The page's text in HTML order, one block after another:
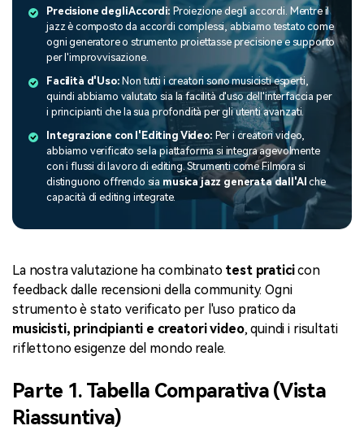
Precisione degli Accordi: Proiezione degli accordi. Mentre il
jazz è composto da accordi complessi, abbiamo testato come
ogni generatore o strumento proiettasse precisione e supporto
per l'improvvisazione.
Facilità d'Uso: Non tutti i creatori sono musicisti esperti,
quindi abbiamo valutato sia la facilità d'uso dell'interfaccia per
i principianti che la sua profondità per gli utenti avanzati.
Integrazione con l'Editing Video: Per i creatori video,
abbiamo verificato se la piattaforma si integra agevolmente
con i flussi di lavoro di editing. Strumenti come Filmora si
distinguono offrendo sia musica jazz generata dall'AIche
capacità di editing integrate.
La nostra valutazione ha combinato test praticicon
feedback dalle recensioni della community. Ogni
strumento è stato verificato per l'uso pratico da
musicisti, principianti e creatori video, quindi i risultati
riflettono esigenze del mondo reale.
Parte 1. Tabella Comparativa (Vista
Riassuntiva)